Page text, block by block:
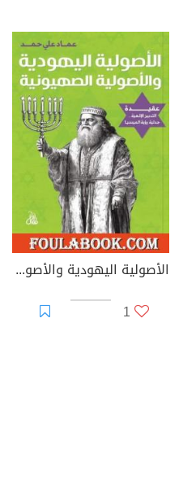
الأصولية اليهودية والأصولية الصهيونية: عقيدة التدبير الإلهية... جدلية رؤية الميسيا
1